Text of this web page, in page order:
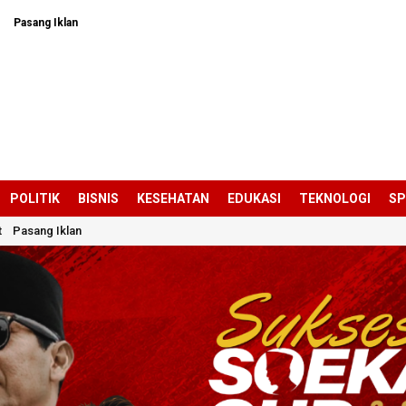
Pasang Iklan
POLITIK BISNIS KESEHATAN EDUKASI TEKNOLOGI
Pasang Iklan